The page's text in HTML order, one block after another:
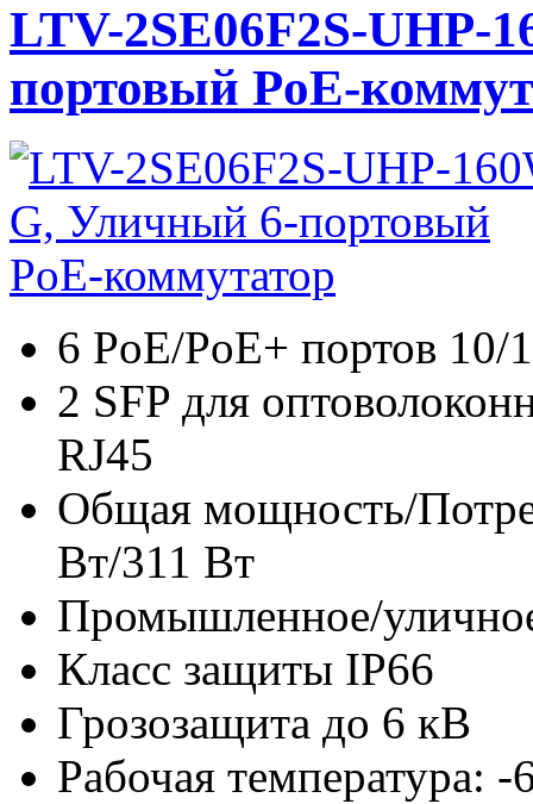
LTV-2SE06F2S-UHP-
портовый PoE-
6 PoE/PoE+ портов
2 SFP для
RJ45
Общая мощность/
Вт/311 Вт
Промышленное/
Класс защиты IP66
Грозозащита до 6 кВ
Рабочая температура: